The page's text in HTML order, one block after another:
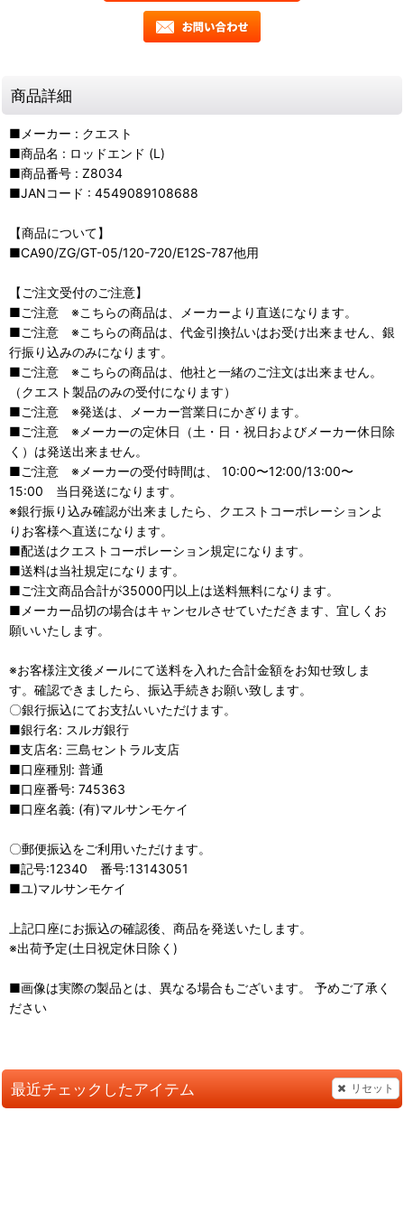
商品詳細
■メーカー : クエスト
■商品名 : ロッドエンド (L)
■商品番号 : Z8034
■JANコード : 4549089108688
【商品について】
■CA90/ZG/GT-05/120-720/E12S-787他用
【ご注文受付のご注意】
■ご注意 ※こちらの商品は、メーカーより直送になります。
■ご注意 ※こちらの商品は、代金引換払いはお受け出来ません、銀
行振り込みのみになります。
■ご注意 ※こちらの商品は、他社と一緒のご注文は出来ません。
（クエスト製品のみの受付になります）
■ご注意 ※発送は、メーカー営業日にかぎります。
■ご注意 ※メーカーの定休日（土・日・祝日およびメーカー休日除
く）は発送出来ません。
■ご注意 ※メーカーの受付時間は、 10:00〜12:00/13:00〜
15:00 当日発送になります。
※銀行振り込み確認が出来ましたら、クエストコーポレーションよ
りお客様ヘ直送になります。
■配送はクエストコーポレーション規定になります。
■送料は当社規定になります。
■ご注文商品合計が35000円以上は送料無料になります。
■メーカー品切の場合はキャンセルさせていただきます、宜しくお
願いいたします。
※お客様注文後メールにて送料を入れた合計金額をお知せ致しま
す。確認できましたら、振込手続きお願い致します。
〇銀行振込にてお支払いいただけます。
■銀行名: スルガ銀行
■支店名: 三島セントラル支店
■口座種別: 普通
■口座番号: 745363
■口座名義: (有)マルサンモケイ
〇郵便振込をご利用いただけます。
■記号:12340 番号:13143051
■ユ)マルサンモケイ
上記口座にお振込の確認後、商品を発送いたします。
※出荷予定(土日祝定休日除く)
■画像は実際の製品とは、異なる場合もございます。 予めご了承く
ださい
最近チェックしたアイテム リセット